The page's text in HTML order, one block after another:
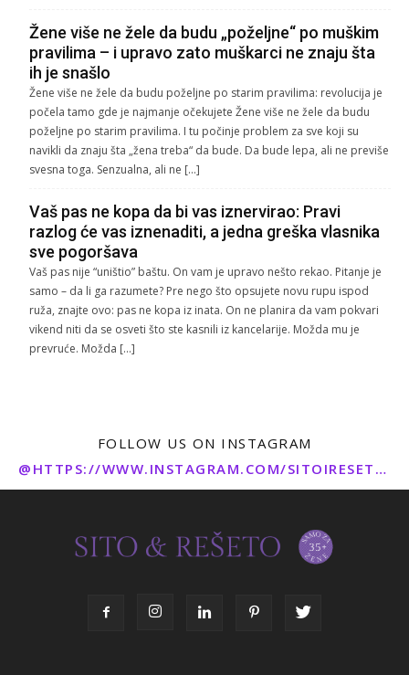
Žene više ne žele da budu „poželjne“ po muškim
pravilima – i upravo zato muškarci ne znaju šta
ih je snašlo
Žene više ne žele da budu poželjne po starim pravilima: revolucija je
počela tamo gde je najmanje očekujete Žene više ne žele da budu
poželjne po starim pravilima. I tu počinje problem za sve koji su
navikli da znaju šta „žena treba“ da bude. Da bude lepa, ali ne previše
svesna toga. Senzualna, ali ne […]
Vaš pas ne kopa da bi vas iznervirao: Pravi
razlog će vas iznenaditi, a jedna greška vlasnika
sve pogoršava
Vaš pas nije “uništio” baštu. On vam je upravo nešto rekao. Pitanje je
samo – da li ga razumete? Pre nego što opsujete novu rupu ispod
ruža, znajte ovo: pas ne kopa iz inata. On ne planira da vam pokvari
vikend niti da se osveti što ste kasnili iz kancelarije. Možda mu je
prevruće. Možda […]
FOLLOW US ON INSTAGRAM
@HTTPS://WWW.INSTAGRAM.COM/SITOIRESETO/